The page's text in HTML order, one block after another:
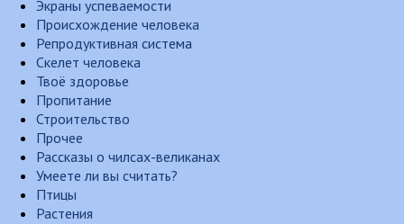
Экраны успеваемости
Происхождение человека
Репродуктивная система
Скелет человека
Твоё здоровье
Пропитание
Строительство
Прочее
Рассказы о чилсах-великанах
Умеете ли вы считать?
Птицы
Растения